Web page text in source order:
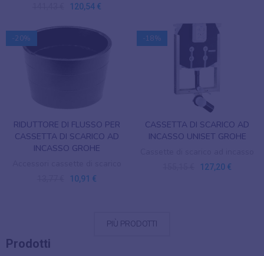
120,54 €
-20%
RIDUTTORE DI FLUSSO PER
CASSETTA DI SCARICO AD
INCASSO GROHE
10,91 €
-18%
CASSETTA DI SCARICO AD
INCASSO UNISET GROHE
127,20 €
PIÙ PRODOTTI
Prodotti